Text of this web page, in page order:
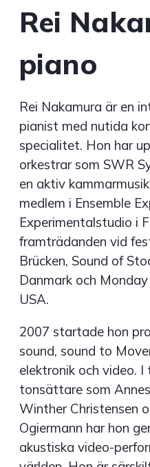
Rei
piano
Rei Nakamura är en
pianist med nutida
specialitet. Hon har
orkestrar som SWR
en aktiv
medlem i Ensemble
Experimentalstudio i
framträdanden vid
Brücken, Sound of
Danmark och
USA.
2007 startade hon
sound, sound to
elektronik och video.
tonsättare som
Winther Christensen
Ogiermann har hon
akustiska video-